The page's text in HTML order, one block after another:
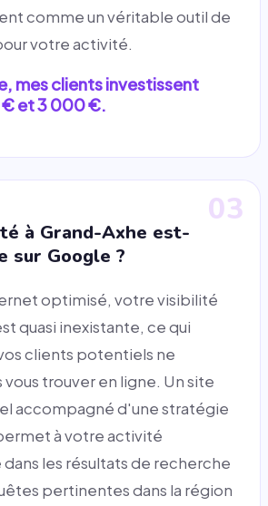
comme un véritable outil de
votre activité.
mes clients investissent
€ et 3 000 €.
03
à Grand-Axhe est-
sur Google ?
optimisé, votre visibilité
quasi inexistante, ce qui
clients potentiels ne
trouver en ligne. Un site
accompagné d'une stratégie
à votre activité
les résultats de recherche
pertinentes dans la région